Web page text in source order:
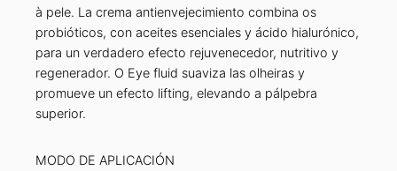
à pele. La crema antienvejecimiento combina os
probióticos, con aceites esenciales y ácido hialurónico,
para un verdadero efecto rejuvenecedor, nutritivo y
regenerador. O Eye fluid suaviza las olheiras y
promueve un efecto lifting, elevando a pálpebra
superior.
MODO DE APLICACIÓN